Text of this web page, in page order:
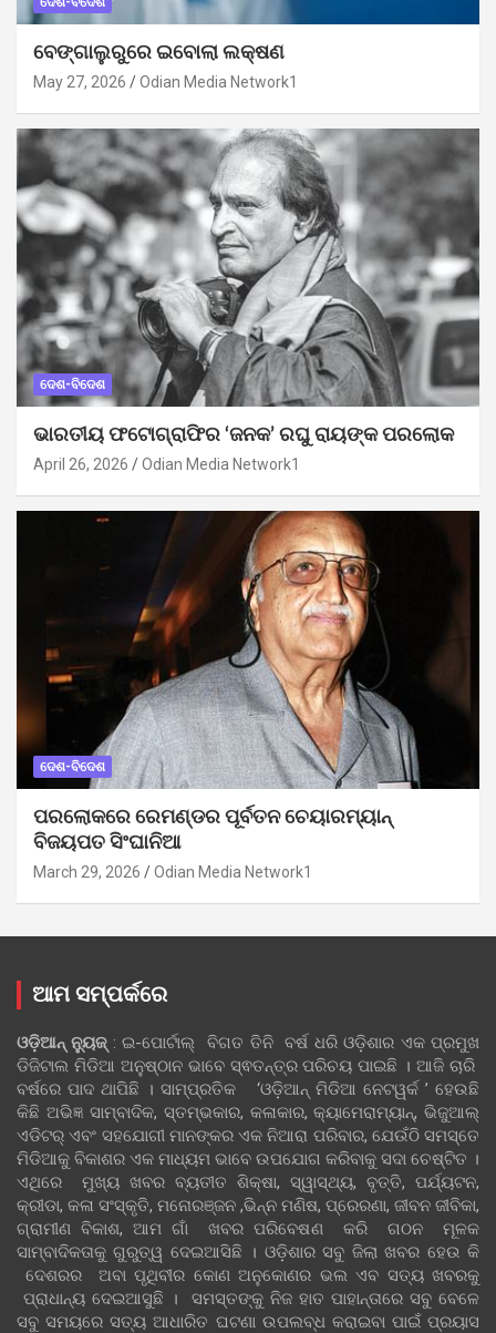
ବେଙ୍ଗାଲୁରୁରେ ଇବୋଲା ଲକ୍ଷଣ
May 27, 2026 Odian Media Network1
ଦେଶ-ବିଦେଶ
ଭାରତୀୟ ଫଟୋଗ୍ରାଫିର ‘ଜନକ’ ରଘୁ ରାୟଙ୍କ ପରଲୋକ
April 26, 2026 Odian Media Network1
ଦେଶ-ବିଦେଶ
ପରଲୋକରେ ରେମଣ୍ଡର ପୂର୍ବତନ ଚେୟାରମ୍ୟାନ୍
ବିଜୟପତ ସିଂଘାନିଆ
March 29, 2026 Odian Media Network1
ଆମ ସମ୍ପର୍କରେ
ଓଡ଼ିଆନ୍‍ ନ୍ୟୁଜ୍‍: ଇ-ପୋର୍ଟାଲ୍ ବିଗତ ତିନି ବର୍ଷ ଧରି ଓଡ଼ିଶାର ଏକ ପ୍ରମୁଖ
ଡିଜିଟାଲ ମିଡିଆ ଅନୁଷ୍ଠାନ ଭାବେ ସ୍ଵତନ୍ତ୍ର ପରିଚୟ ପାଇଛି । ଆଜି ଚାରି
ବର୍ଷରେ ପାଦ ଥାପିଛି । ସାମ୍ପ୍ରତିକ ‘ଓଡ଼ିଆନ୍‍ ମିଡିଆ ନେଟୱର୍କ ’ ହେଉଛି
କିଛି ଅଭିଜ୍ଞ ସାମ୍ବାଦିକ, ସ୍ତମ୍ଭକାର, କଳାକାର, କ୍ୟାମେରାମ୍ୟାନ୍, ଭିଜୁଆଲ୍
ଏଡିଟର୍ ଏବଂ ସହଯୋଗୀ ମାନଙ୍କର ଏକ ନିଆରା ପରିବାର, ଯେଉଁଠି ସମସ୍ତେ
ମିଡିଆକୁ ବିକାଶର ଏକ ମାଧ୍ୟମ ଭାବେ ଉପଯୋଗ କରିବାକୁ ସଦା ଚେଷ୍ଟିତ ।
ଏଥିରେ ମୁଖ୍ୟ ଖବର ବ୍ୟତୀତ ଶିକ୍ଷା, ସ୍ୱାସ୍ଥ୍ୟ, ବୃତ୍ତି, ପର୍ଯ୍ୟଟନ,
କ୍ରୀଡା, କଳା ସଂସ୍କୃତି, ମନୋରଞ୍ଜନ ,ଭିନ୍ନ ମଣିଷ, ପ୍ରେରଣା, ଜୀବନ ଜୀବିକା,
ଗ୍ରାମୀଣ ବିକାଶ, ଆମ ଗାଁ ଖବର ପରିବେଷଣ କରି ଗଠନ ମୂଳକ
ସାମ୍ବାଦିକତାକୁ ଗୁରୁତ୍ୱ ଦେଇଆସିଛି । ଓଡ଼ିଶାର ସବୁ ଜିଲା ଖବର ହେଉ କି
ଦେଶରର ଅବା ପୃଥିବୀର କୋଣ ଅନୁକୋଣର ଭଲ ଏବ ସତ୍ୟ ଖବରକୁ
ପ୍ରାଧାନ୍ୟ ଦେଇଆସୁଛି । ସମସ୍ତଙ୍କୁ ନିଜ ହାତ ପାହାନ୍ତାରେ ସବୁ ବେଳେ
ସବୁ ସମୟରେ ସତ୍ୟ ଆଧାରିତ ଘଟଣା ଉପଲବ୍ଧ କରାଇବା ପାଇଁ ପ୍ରୟାସ